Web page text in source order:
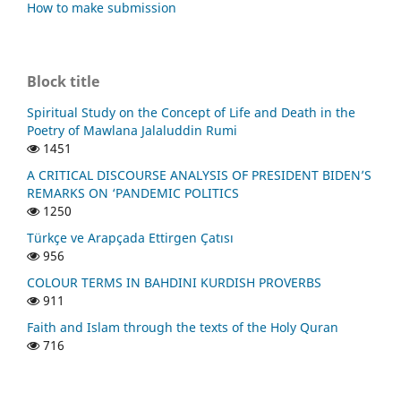
How to make submission
Block title
Spiritual Study on the Concept of Life and Death in the
Poetry of Mawlana Jalaluddin Rumi
1451
A CRITICAL DISCOURSE ANALYSIS OF PRESIDENT BIDEN’S
REMARKS ON ‘PANDEMIC POLITICS
1250
Türkçe ve Arapçada Ettirgen Çatısı
956
COLOUR TERMS IN BAHDINI KURDISH PROVERBS
911
Faith and Islam through the texts of the Holy Quran
716